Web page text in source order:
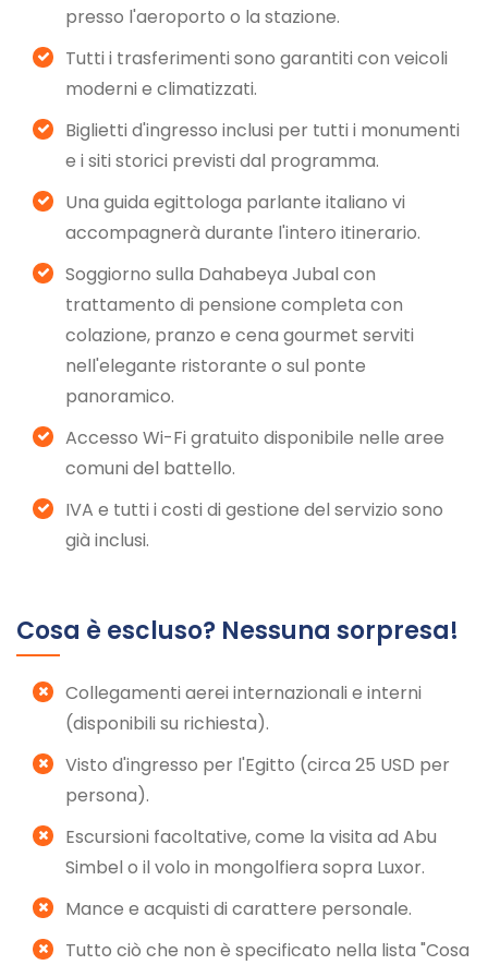
presso l'aeroporto o la stazione.
Tutti i trasferimenti sono garantiti con veicoli
moderni e climatizzati.
Biglietti d'ingresso inclusi per tutti i monumenti
e i siti storici previsti dal programma.
Una guida egittologa parlante italiano vi
accompagnerà durante l'intero itinerario.
Soggiorno sulla Dahabeya Jubal con
trattamento di pensione completa con
colazione, pranzo e cena gourmet serviti
nell'elegante ristorante o sul ponte
panoramico.
Accesso Wi-Fi gratuito disponibile nelle aree
comuni del battello.
IVA e tutti i costi di gestione del servizio sono
già inclusi.
Cosa è escluso? Nessuna sorpresa!
Collegamenti aerei internazionali e interni
(disponibili su richiesta).
Visto d'ingresso per l'Egitto (circa 25 USD per
persona).
Escursioni facoltative, come la visita ad Abu
Simbel o il volo in mongolfiera sopra Luxor.
Mance e acquisti di carattere personale.
Tutto ciò che non è specificato nella lista "Cosa